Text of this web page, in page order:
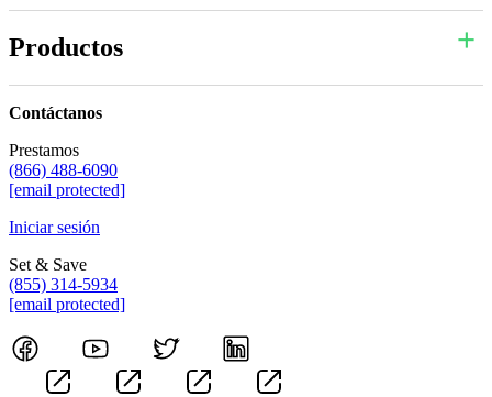
Productos
Contáctanos
Prestamos
(866) 488-6090
[email protected]
Iniciar sesión
Set & Save
(855) 314-5934
[email protected]